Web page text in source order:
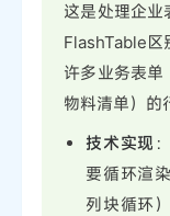
这是处理企业
FlashTable区
许多业务表单
物料清单）的
技术实现
要循环渲
列块循环